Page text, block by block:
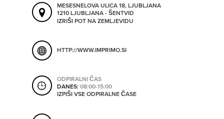
SO ODPRTA V
POŠLJI SMSMESESNELOVA ULICA 18, LJUBLJANA
1210 LJUBLJANA - ŠENTVID
IZRIŠI POT NA ZEMLJEVIDU
HTTP://WWW.IMPRIMO.SI
ODPIRALNI ČAS
DANES:08:00-15:00
IZPIŠI VSE ODPIRALNE ČASE